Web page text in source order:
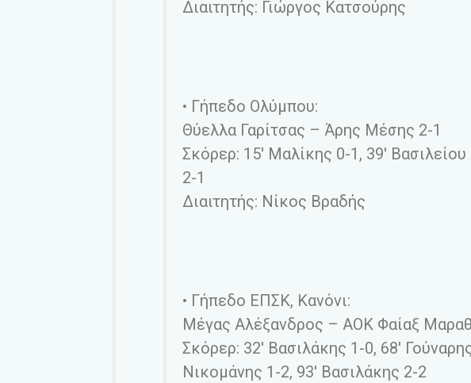
Διαιτητής: Γιώργος Κατσούρης
• Γήπεδο Ολύμπου:
Θύελλα Γαρίτσας – Άρης Μέσης 2-1
Σκόρερ: 15′ Μαλίκης 0-1, 39′ Βασιλείου
2-1
Διαιτητής: Νίκος Βραδής
• Γήπεδο ΕΠΣΚ, Κανόνι:
Μέγας Αλέξανδρος – ΑΟΚ Φαίαξ
Σκόρερ: 32′ Βασιλάκης 1-0, 68′
Νικομάνης 1-2, 93′ Βασιλάκης 2-2